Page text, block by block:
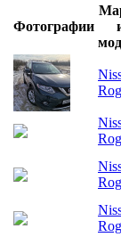
Фотографии